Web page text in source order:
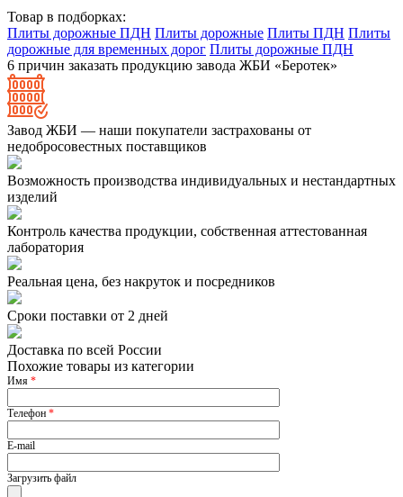
Товар в подборках:
Плиты дорожные ПДН Плиты дорожные Плиты ПДН Плиты
дорожные для временных дорог Плиты дорожные ПДН
6 причин заказать продукцию завода ЖБИ «Беротек»
Завод ЖБИ — наши покупатели застрахованы от
недобросовестных поставщиков
Возможность производства индивидуальных и нестандартных
изделий
Контроль качества продукции, собственная аттестованная
лаборатория
Реальная цена, без накруток и посредников
Сроки поставки от 2 дней
Доставка по всей России
Похожие товары из категории
Имя *
Телефон *
E-mail
Загрузить файл